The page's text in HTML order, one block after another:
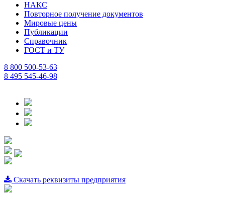
НАКС
Повторное получение документов
Мировые цены
Публикации
Справочник
ГОСТ и ТУ
8 800 500-53-63
8 495 545-46-98
Скачать реквизиты предприятия